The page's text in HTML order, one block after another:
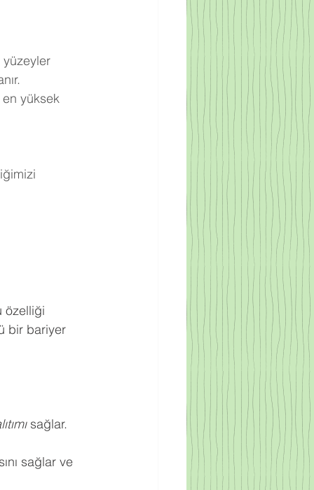
yüzeyler
en yüksek
özelliği
bir bariyer
sağlar.
sağlar ve